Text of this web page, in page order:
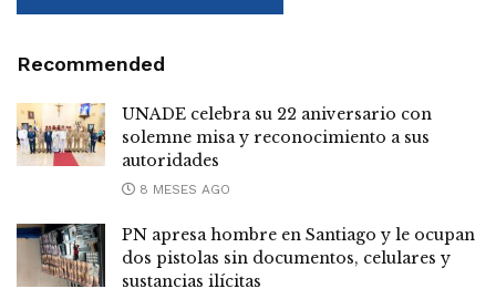
Recommended
UNADE celebra su 22 aniversario con
solemne misa y reconocimiento a sus
autoridades
8 MESES AGO
PN apresa hombre en Santiago y le ocupan
dos pistolas sin documentos, celulares y
sustancias ilícitas